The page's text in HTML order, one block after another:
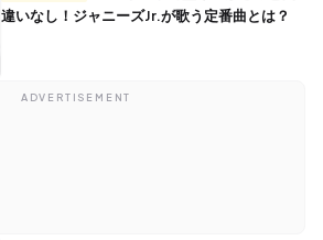
違いなし！ジャニーズJr.が歌う定番曲とは？
ADVERTISEMENT